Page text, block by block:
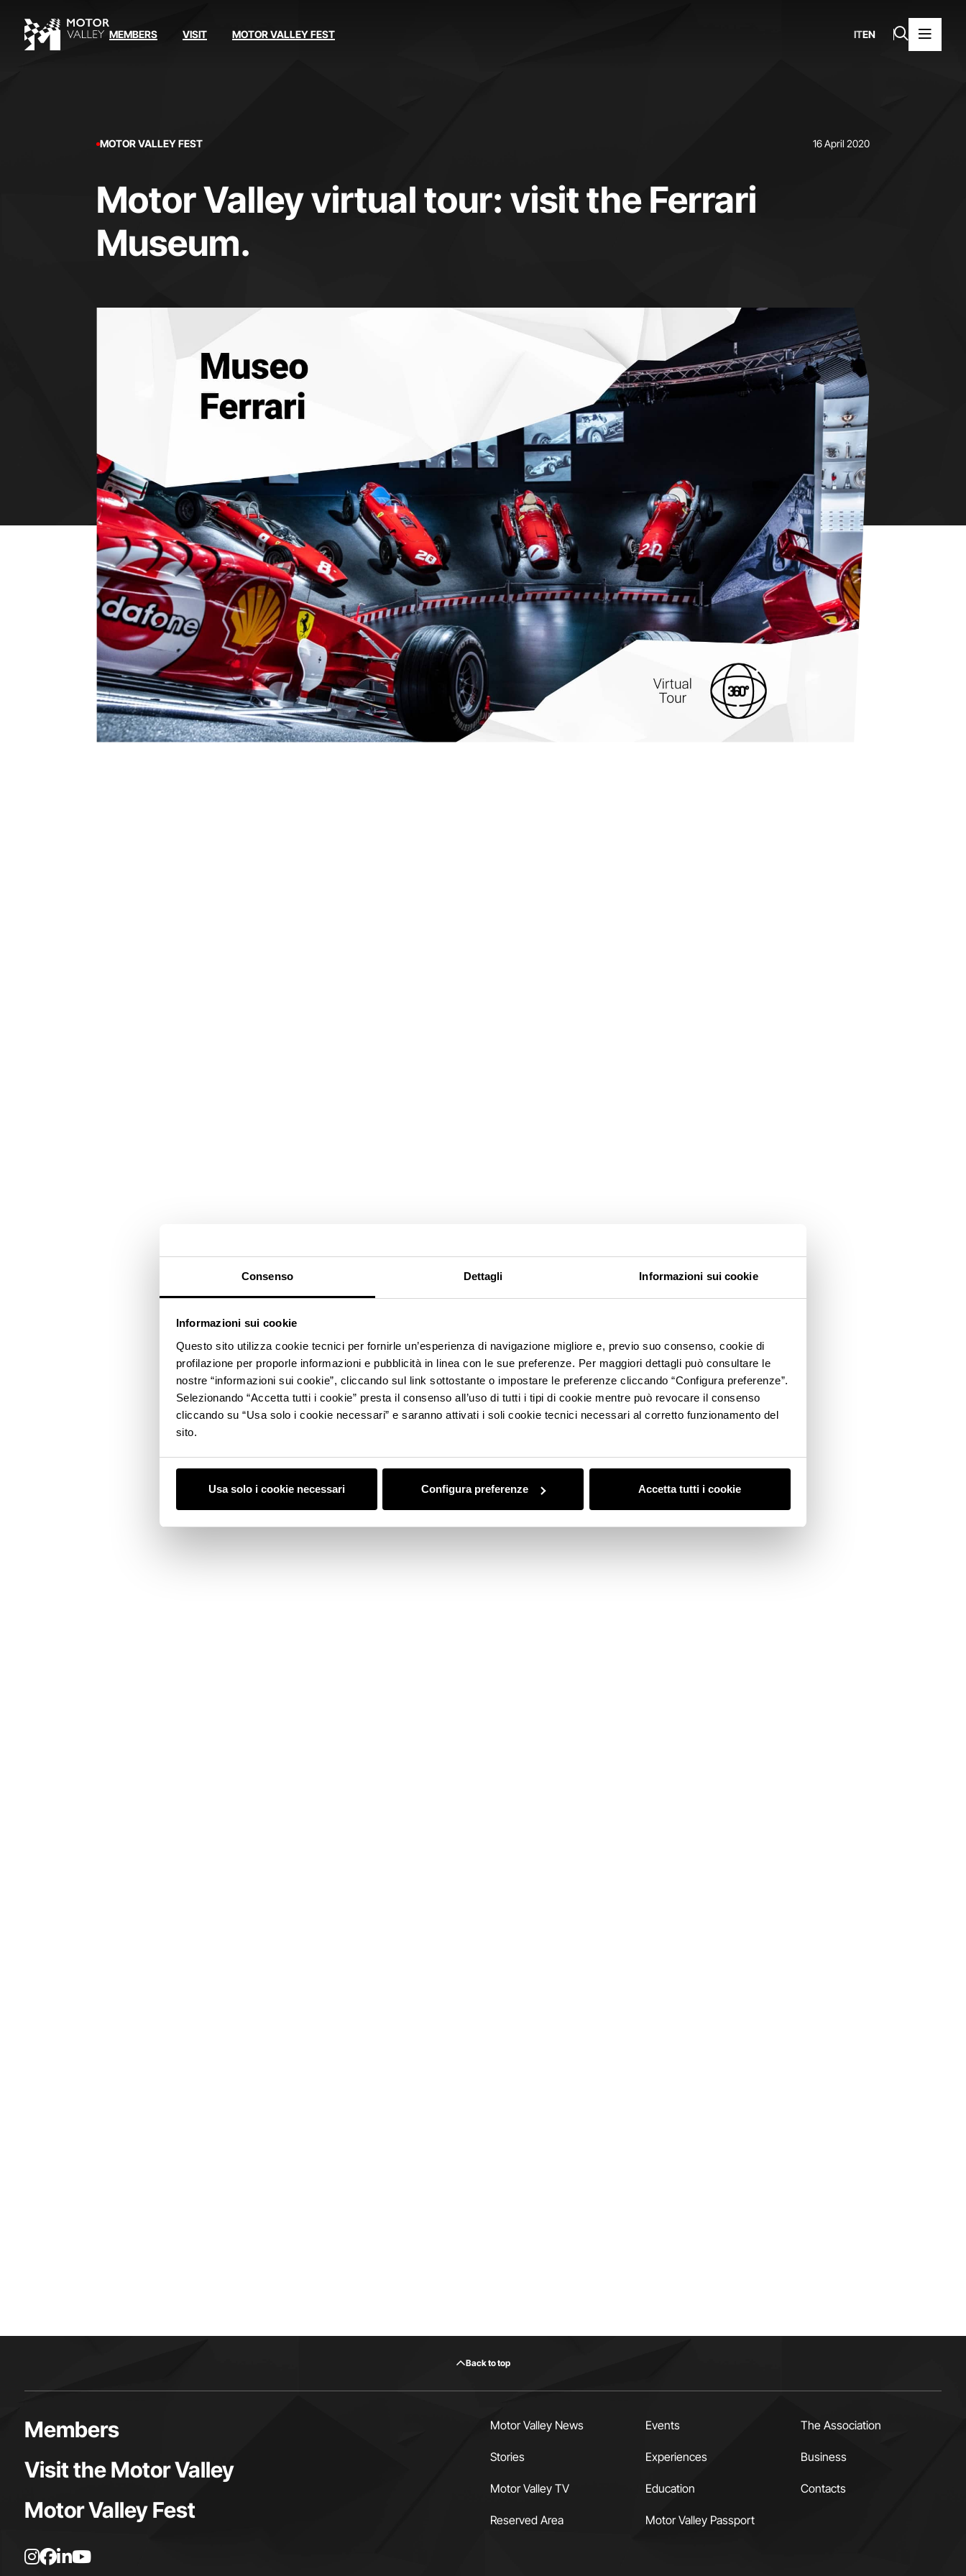
Consenso Dettagli Informazioni sui cookie
Informazioni sui cookie
Questo sito utilizza cookie tecnici per fornirle un’esperienza di navigazione migliore e, previo suo consenso, cookie di
profilazione per proporle informazioni e pubblicità in linea con le sue preferenze. Per maggiori dettagli può consultare le
nostre “informazioni sui cookie”, cliccando sul link sottostante o impostare le preferenze cliccando “Configura preferenze”.
Selezionando “Accetta tutti i cookie” presta il consenso all’uso di tutti i tipi di cookie mentre può revocare il consenso
cliccando su “Usa solo i cookie necessari” e saranno attivati i soli cookie tecnici necessari al corretto funzionamento del
sito.
Usa solo i cookie necessari Configura preferenze Accetta tutti i cookie
MEMBERS VISIT MOTOR VALLEY FEST ITEN
MOTOR VALLEY FEST 16 April 2020
Motor Valley virtual tour: visit the Ferrari
Museum.
Back to top
Members
Visit the Motor Valley
Motor Valley Fest
I
F L Y
Motor Valley News
Stories
Motor Valley TV
Reserved Area
Events
Experiences
Education
Motor Valley Passport
The Association
Business
Contacts